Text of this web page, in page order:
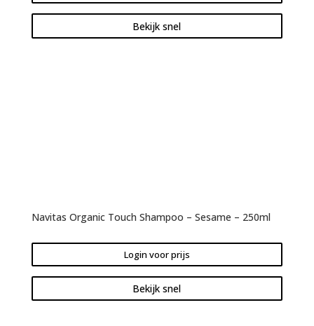
Bekijk snel
Navitas Organic Touch Shampoo – Sesame – 250ml
Login voor prijs
Bekijk snel